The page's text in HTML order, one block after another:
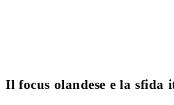
Il focus olandese e la sfida